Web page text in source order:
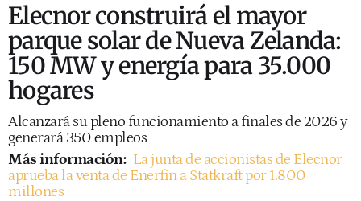
Elecnor construirá el mayor
parque solar de Nueva Zelanda:
150 MW y energía para 35.000
hogares
Alcanzará su pleno funcionamiento a finales de 2026 y
generará 350 empleos
Más información: La junta de accionistas de Elecnor
aprueba la venta de Enerfin a Statkraft por 1.800
millones